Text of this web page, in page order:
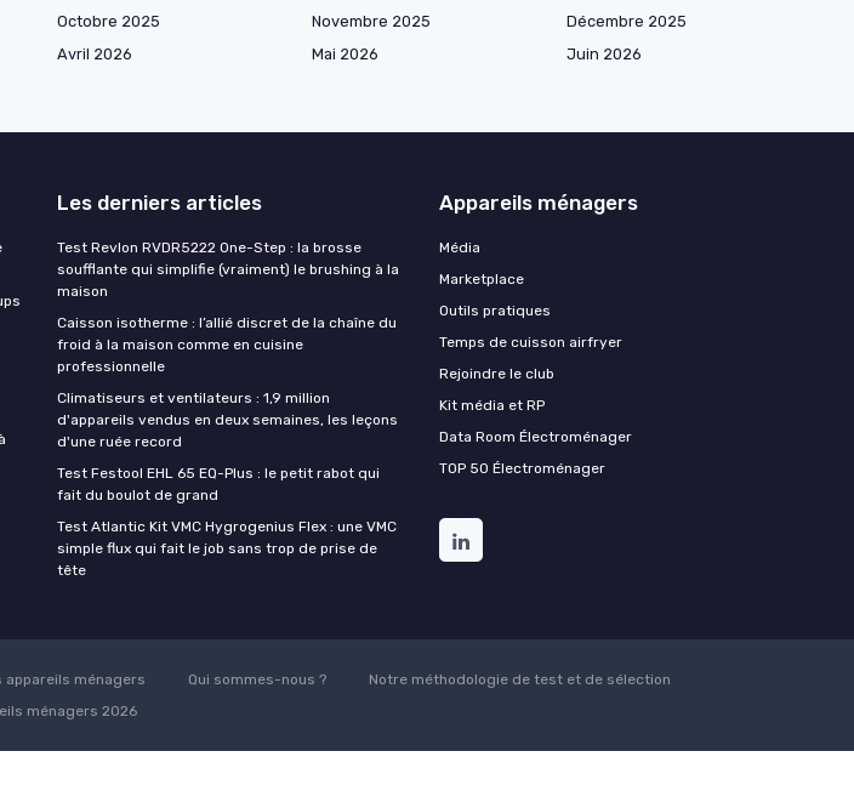
Octobre 2025 Novembre 2025
Décembre 2025
Avril 2026 Mai 2026
Juin 2026
Les derniers articles
Test Revlon RVDR5222 One-Step : la brosse
soufflante qui simplifie (vraiment) le brushing à la
maison
Caisson isotherme : l’allié discret de la chaîne du
froid à la maison comme en cuisine
professionnelle
Climatiseurs et ventilateurs : 1,9 million
d'appareils vendus en deux semaines, les leçons
d'une ruée record
Test Festool EHL 65 EQ-Plus : le petit rabot qui
fait du boulot de grand
Test Atlantic Kit VMC Hygrogenius Flex : une VMC
simple flux qui fait le job sans trop de prise de
tête
Appareils ménagers
Média
Marketplace
Outils pratiques
Temps de cuisson airfryer
Rejoindre le club
Kit média et RP
Data Room Électroménager
TOP 50 Électroménager
appareils ménagers Qui sommes-nous ?
Notre méthodologie de test et de sélection
ménagers 2026